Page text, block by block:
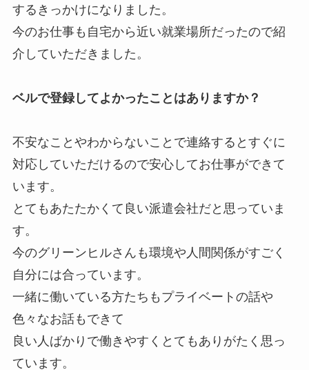
するきっかけになりました。
今のお仕事も自宅から近い就業場所だったので紹
介していただきました。
ベルで登録してよかったことはありますか？
不安なことやわからないことで連絡するとすぐに
対応していただけるので安心してお仕事ができて
います。
とてもあたたかくて良い派遣会社だと思っていま
す。
今のグリーンヒルさんも環境や人間関係がすごく
自分には合っています。
一緒に働いている方たちもプライベートの話や
色々なお話もできて
良い人ばかりで働きやすくとてもありがたく思っ
ています。